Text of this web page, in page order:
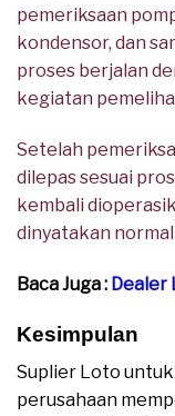
pemeriksaan
kondensor, dan
proses berjalan
kegiatan
Setelah
dilepas sesuai
kembali
dinyatakan
Baca Juga : Dealer
Kesimpulan
Suplier Loto
perusahaan